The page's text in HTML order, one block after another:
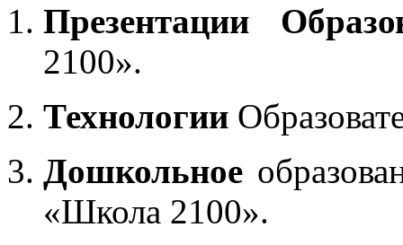
Презентации
2100».
Технологии
Дошкольное
«Школа 2100».